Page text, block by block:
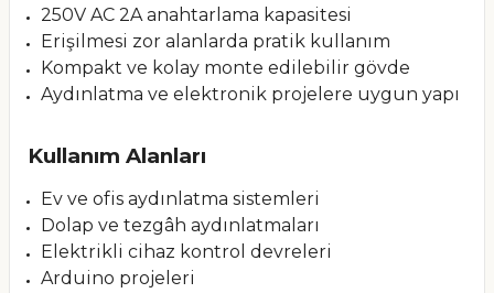
250V AC 2A anahtarlama kapasitesi
Erişilmesi zor alanlarda pratik kullanım
Kompakt ve kolay monte edilebilir gövde
Aydınlatma ve elektronik projelere uygun yapı
Kullanım Alanları
Ev ve ofis aydınlatma sistemleri
Dolap ve tezgâh aydınlatmaları
Elektrikli cihaz kontrol devreleri
Arduino projeleri